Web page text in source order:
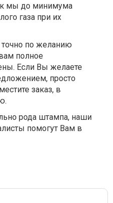
мы до минимума
газа при их
по желанию
полное
Если Вы желаете
просто
заказ, в
рода штампа, наши
помогут Вам в